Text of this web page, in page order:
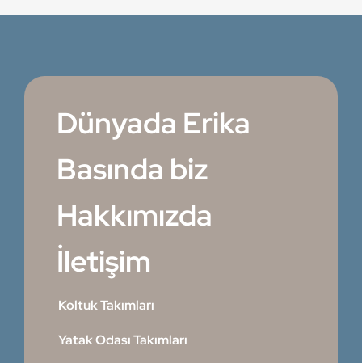
Dünyada Erika
Basında biz
Hakkımızda
İletişim
Koltuk Takımları
Yatak Odası Takımları